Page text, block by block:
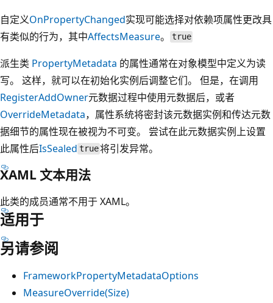
自定义OnPropertyChanged实现可能选择对依赖项属性更改具
有类似的行为，其中AffectsMeasure。 true
派生类 PropertyMetadata 的属性通常在对象模型中定义为读
写。 这样，就可以在初始化实例后调整它们。 但是，在调用
RegisterAddOwner元数据过程中使用元数据后，或者
OverrideMetadata，属性系统将密封该元数据实例和传达元数
据细节的属性现在被视为不可变。 尝试在此元数据实例上设置
此属性后IsSealed true将引发异常。
XAML 文本用法
此类的成员通常不用于 XAML。
适用于
另请参阅
FrameworkPropertyMetadataOptions
MeasureOverride(Size)